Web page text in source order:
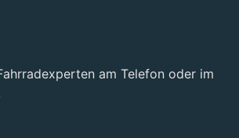
am Telefon oder im